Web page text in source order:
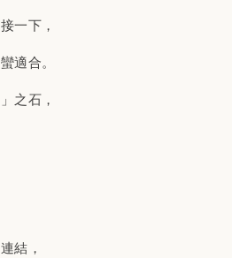
一下，
適合。
之石，
結，